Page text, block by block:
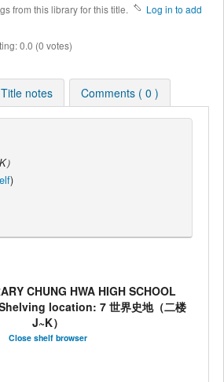
from this library for this title.
Log in to add
0.0 (0 votes)
Title notes Comments ( 0 )
)
CHUNG HWA HIGH SCHOOL
location: 7 世界史地（二楼
J~K）
Close shelf browser